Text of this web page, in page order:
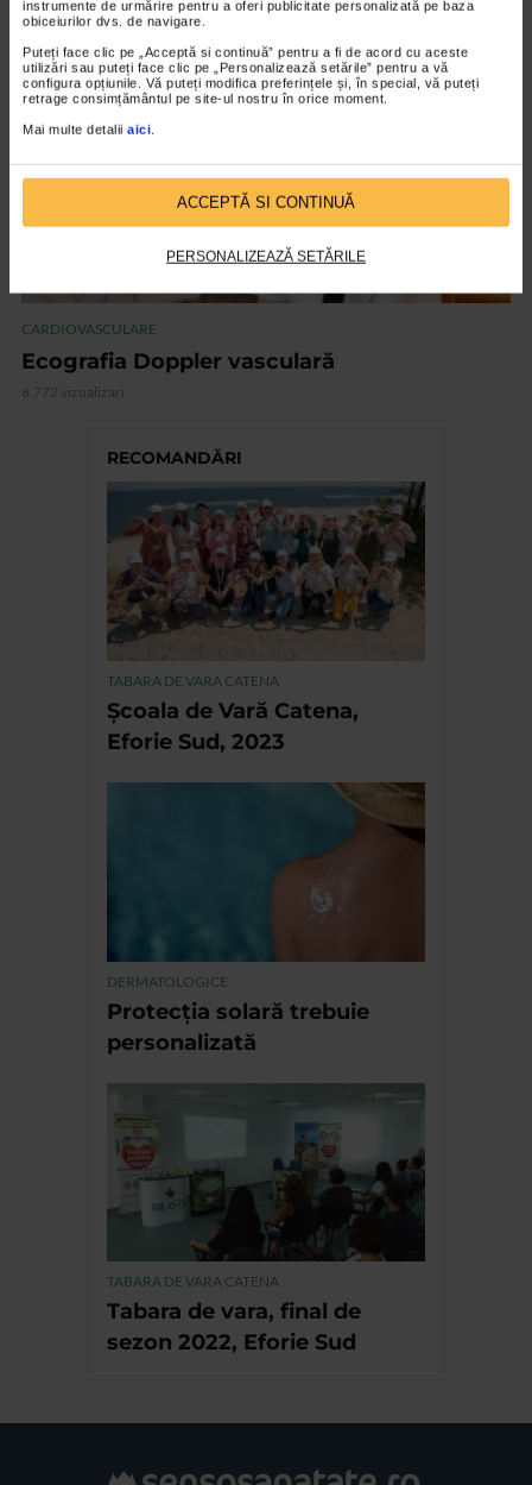
instrumente de urmărire pentru a oferi publicitate personalizată pe baza
obiceiurilor dvs. de navigare.
Puteți face clic pe „Acceptă si continuă” pentru a fi de acord cu aceste
utilizări sau puteți face clic pe „Personalizează setările” pentru a vă
configura opțiunile. Vă puteți modifica preferințele și, în special, vă puteți
retrage consimțământul pe site-ul nostru în orice moment.
Mai multe detalii aici.
ACCEPTĂ SI CONTINUĂ
PERSONALIZEAZĂ SETĂRILE
VIDEO
CARDIOVASCULARE
Ecografia Doppler vasculară
6.772 vizualizari
RECOMANDĂRI
TABARA DE VARA CATENA
Școala de Vară Catena,
Eforie Sud, 2023
DERMATOLOGICE
Protecția solară trebuie
personalizată
TABARA DE VARA CATENA
Tabara de vara, final de
sezon 2022, Eforie Sud